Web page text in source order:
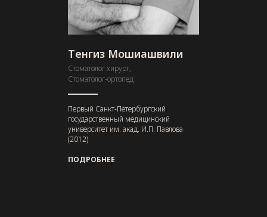
Tенгиз Мошиашвили
Стоматолог хирург,
Стоматолог-ортопед
Первый Санкт-Петербургский
государственный медицинский
университет им. акад. И.П. Павлова
(2012)
ПОДРОБНЕЕ